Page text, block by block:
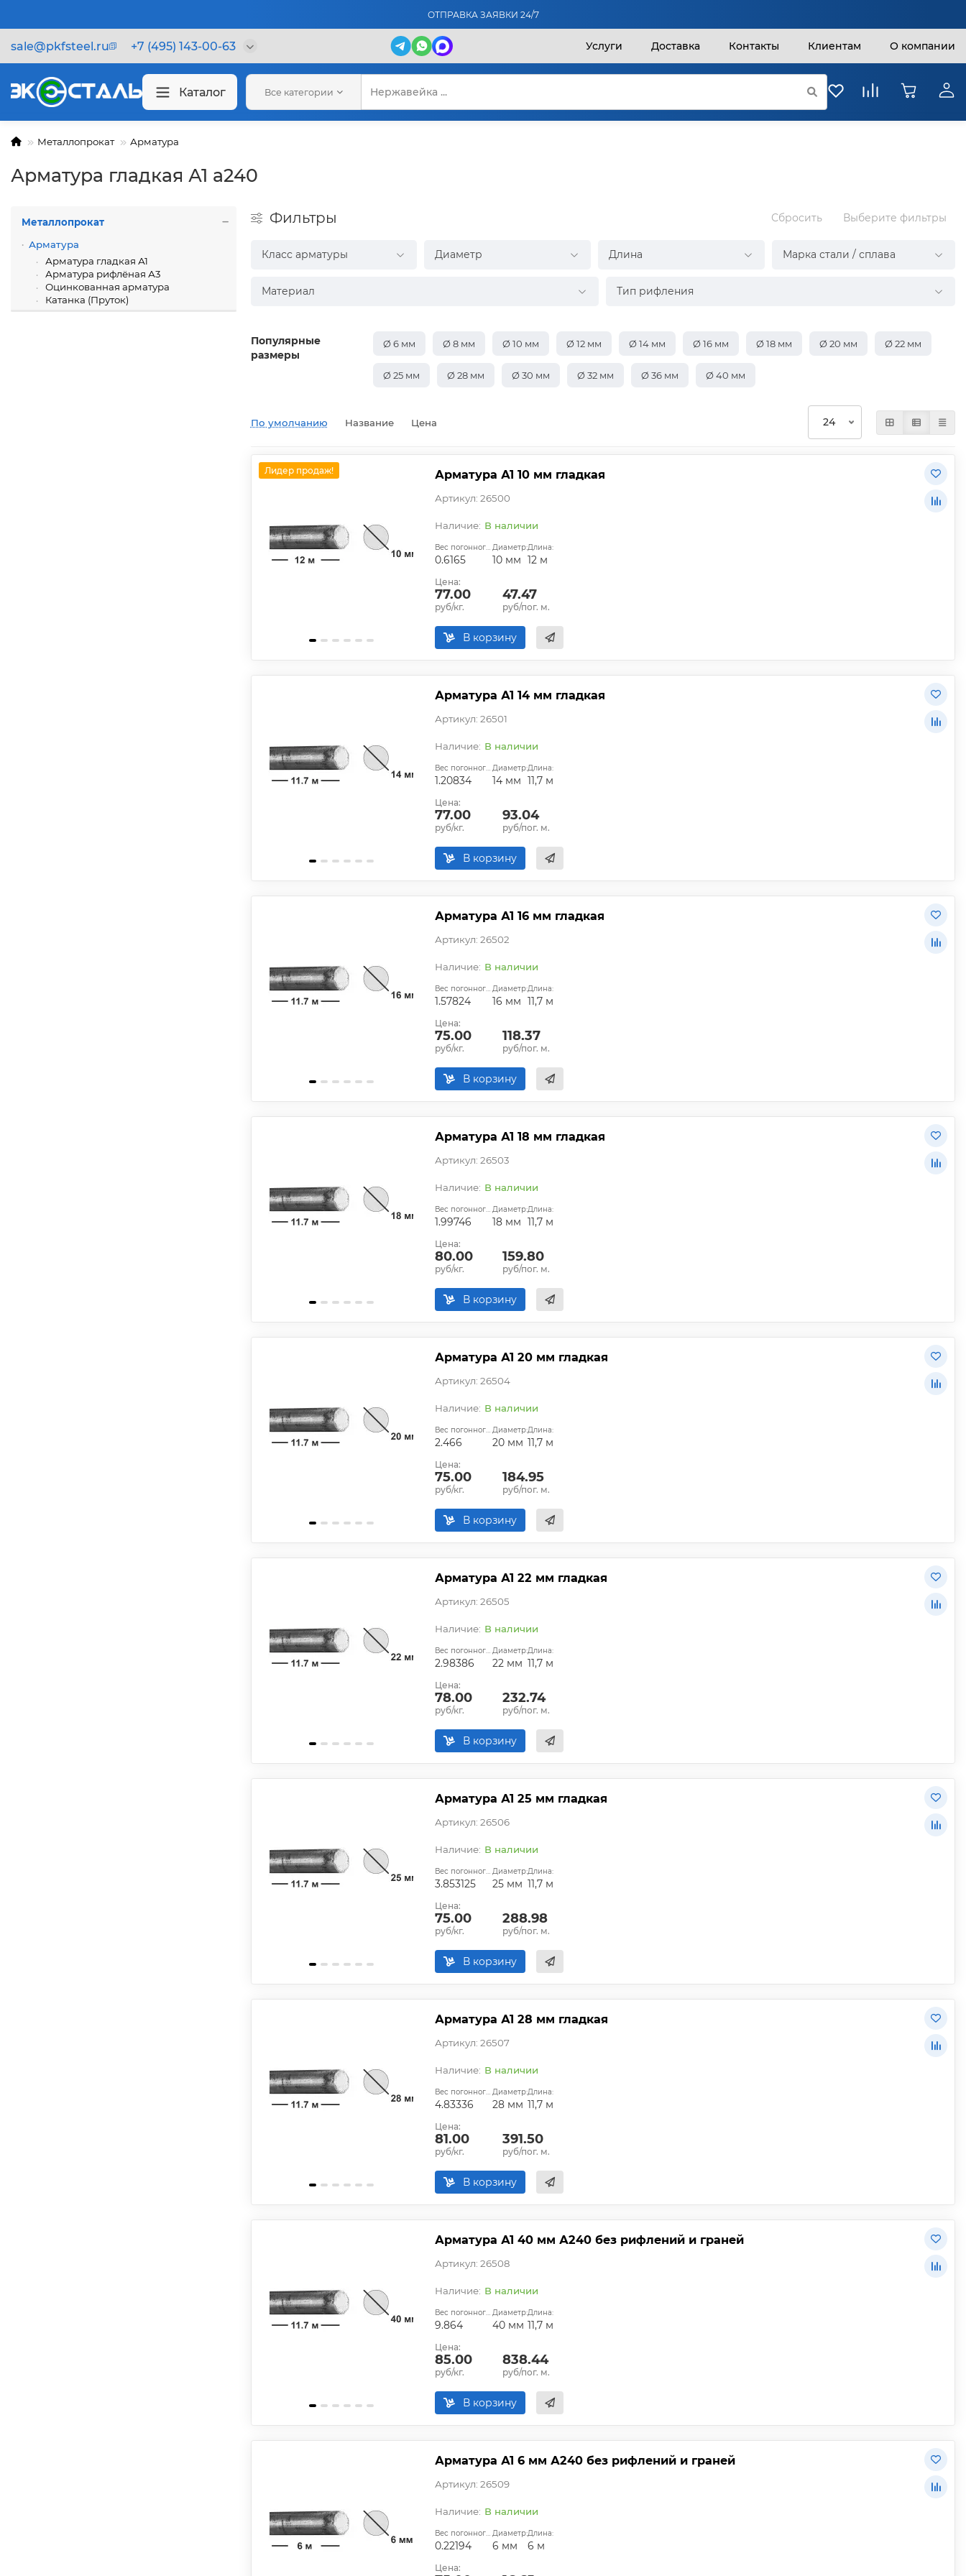
ОТПРАВКА ЗАЯВКИ 24/7
sale@pkfsteel.ru +7 (495) 143-00-63 Услуги Доставка Контакты Клиентам О компании
Каталог Все категории
Металлопрокат Арматура
Арматура гладкая А1 а240
Металлопрокат
Арматура
Арматура гладкая А1
Арматура рифлёная А3
Оцинкованная арматура
Катанка (Пруток)
Фильтры Сбросить Выберите фильтры
Класс арматуры Диаметр Длина Марка стали / сплава
Материал Тип рифления
Популярные
размеры
Ø 6 мм Ø 8 мм Ø 10 мм Ø 12 мм Ø 14 мм Ø 16 мм Ø 18 мм Ø 20 мм Ø 22 мм
Ø 25 мм Ø 28 мм Ø 30 мм Ø 32 мм Ø 36 мм Ø 40 мм
По умолчанию Название Цена
Лидер продаж! Арматура А1 10 мм гладкая
Артикул: 26500
В наличии
Вес погонного метра, кг:
0.6165
Диаметр:
10 мм
Длина:
12 м
Цена:
77.00
руб/кг.
47.47
руб/пог. м.
В корзину
Арматура А1 14 мм гладкая
Артикул: 26501
В наличии
Вес погонного метра, кг:
1.20834
Диаметр:
14 мм
Длина:
11,7 м
Цена:
77.00
руб/кг.
93.04
руб/пог. м.
В корзину
Арматура А1 16 мм гладкая
Артикул: 26502
В наличии
Вес погонного метра, кг:
1.57824
Диаметр:
16 мм
Длина:
11,7 м
Цена:
75.00
руб/кг.
118.37
руб/пог. м.
В корзину
Арматура А1 18 мм гладкая
Артикул: 26503
В наличии
Вес погонного метра, кг:
1.99746
Диаметр:
18 мм
Длина:
11,7 м
Цена:
80.00
руб/кг.
159.80
руб/пог. м.
В корзину
Арматура А1 20 мм гладкая
Артикул: 26504
В наличии
Вес погонного метра, кг:
2.466
Диаметр:
20 мм
Длина:
11,7 м
Цена:
75.00
руб/кг.
184.95
руб/пог. м.
В корзину
Арматура А1 22 мм гладкая
Артикул: 26505
В наличии
Вес погонного метра, кг:
2.98386
Диаметр:
22 мм
Длина:
11,7 м
Цена:
78.00
руб/кг.
232.74
руб/пог. м.
В корзину
Арматура А1 25 мм гладкая
Артикул: 26506
В наличии
Вес погонного метра, кг:
3.853125
Диаметр:
25 мм
Длина:
11,7 м
Цена:
75.00
руб/кг.
288.98
руб/пог. м.
В корзину
Арматура А1 28 мм гладкая
Артикул: 26507
В наличии
Вес погонного метра, кг:
4.83336
Диаметр:
28 мм
Длина:
11,7 м
Цена:
81.00
руб/кг.
391.50
руб/пог. м.
В корзину
Арматура А1 40 мм А240 без рифлений и граней
Артикул: 26508
В наличии
Вес погонного метра, кг:
9.864
Диаметр:
40 мм
Длина:
11,7 м
Цена:
85.00
руб/кг.
838.44
руб/пог. м.
В корзину
Арматура А1 6 мм А240 без рифлений и граней
Артикул: 26509
В наличии
Вес погонного метра, кг:
0.22194
Диаметр:
6 мм
Длина:
6 м
Цена: